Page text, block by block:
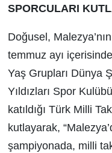
SPORCULARI
Doğusel,
temmuz ayı
Yaş Grupları Dünya
Yıldızları Spor
katıldığı Türk Milli
kutlayarak,
şampiyonada, milli